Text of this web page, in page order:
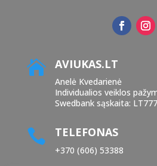
 AVIUKAS.LT
Anelė Kvedarienė
Individualios veiklos
Swedbank sąskaita:
 TELEFONAS
+370 (606) 53388